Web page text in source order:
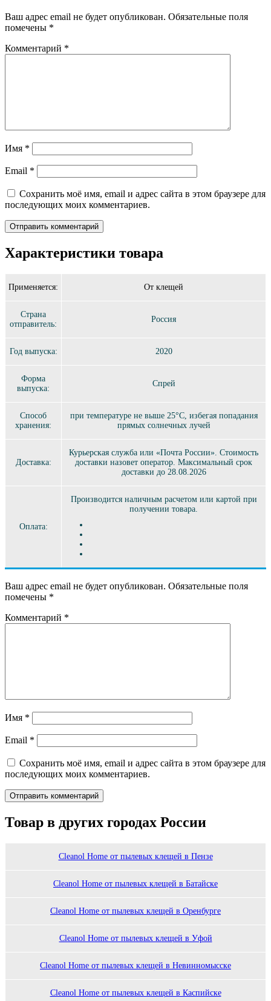
Ваш адрес email не будет опубликован. Обязательные поля
помечены *
Комментарий *
Имя *
Email *
Сохранить моё имя, email и адрес сайта в этом браузере для
последующих моих комментариев.
Характеристики товара
Применяется: От клещей
Страна
отправитель:
Россия
Год выпуска: 2020
Форма
выпуска:
Спрей
Способ
хранения:
при температуре не выше 25°C, избегая попадания
прямых солнечных лучей
Доставка:
Курьерская служба или «Почта России». Стоимость
доставки назовет оператор. Максимальный срок
доставки до 28.08.2026
Оплата:
Производится наличным расчетом или картой при
получении товара.
Ваш адрес email не будет опубликован. Обязательные поля
помечены *
Комментарий *
Имя *
Email *
Сохранить моё имя, email и адрес сайта в этом браузере для
последующих моих комментариев.
Товар в других городах России
Cleanol Home от пылевых клещей в Пензе
Cleanol Home от пылевых клещей в Батайске
Cleanol Home от пылевых клещей в Оренбурге
Cleanol Home от пылевых клещей в Уфой
Cleanol Home от пылевых клещей в Невинномысске
Cleanol Home от пылевых клещей в Каспийске